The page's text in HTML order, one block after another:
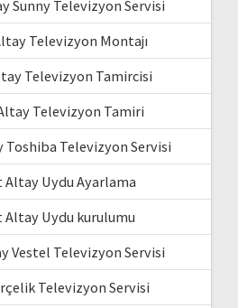
Sunny Televizyon Servisi
Televizyon Montajı
Televizyon Tamircisi
Televizyon Tamiri
Televizyon Servisi
Uydu Ayarlama
Uydu kurulumu
Vestel Televizyon Servisi
Televizyon Servisi